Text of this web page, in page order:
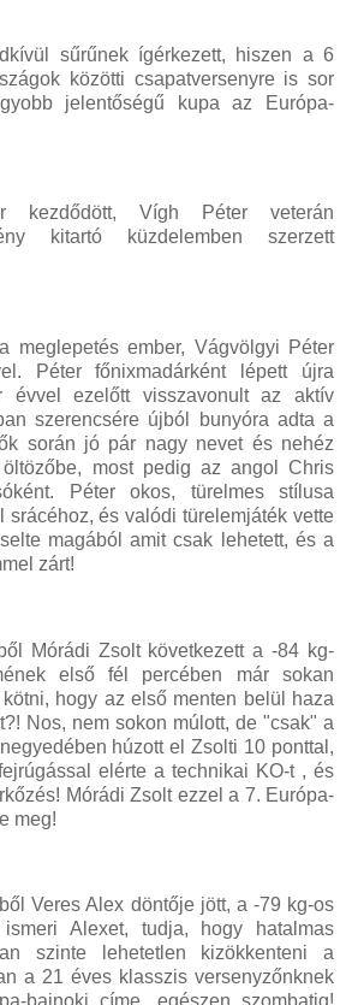
sűrűnek ígérkezett, hiszen a 6
közötti csapatversenyre is sor
jelentőségű kupa az Európa-
kezdődött, Vígh Péter veterán
kitartó küzdelemben szerzett
meglepetés ember, Vágvölgyi Péter
Péter főnixmadárként lépett újra
évvel ezelőtt visszavonult az aktív
szerencsére újból bunyóra adta a
során jó pár nagy nevet és nehéz
most pedig az angol Chris
Péter okos, türelmes stílusa
srácéhoz, és valódi türelemjáték vette
magából amit csak lehetett, és a
zárt!
Mórádi Zsolt következett a -84 kg-
első fél percében már sokan
hogy az első menten belül haza
Nos, nem sokon múlott, de "csak" a
húzott el Zsolti 10 ponttal,
elérte a technikai KO-t , és
Mórádi Zsolt ezzel a 7. Európa-
meg!
Veres Alex döntője jött, a -79 kg-os
ismeri Alexet, tudja, hogy hatalmas
szinte lehetetlen kizökkenteni a
a 21 éves klasszis versenyzőnknek